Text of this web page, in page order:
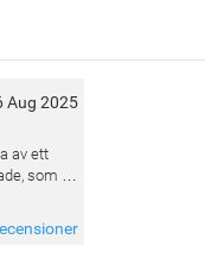
Aug 2025
av ett
som en
var